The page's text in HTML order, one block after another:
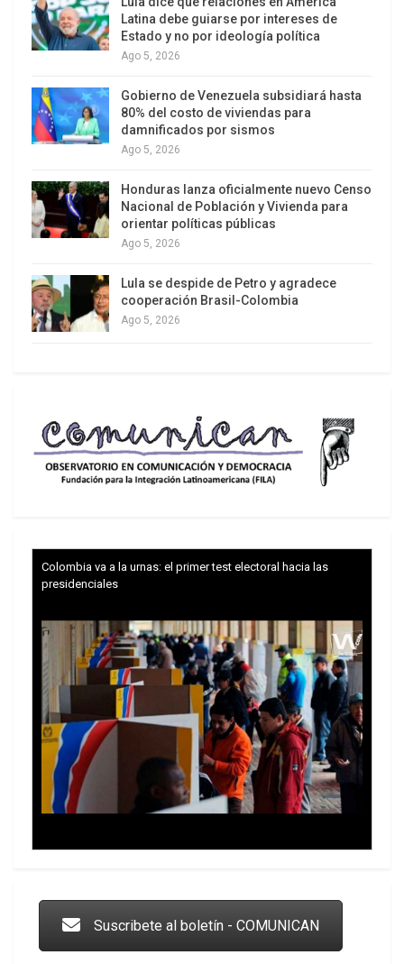
representación del Caricom.
Rodríguez precisó que en horas de la tarde de
Económica para América Latina y el Caribe
(Cepal), Alicia Bárcena, hará una presentación
sobre dos investigaciones: Una sobre el
otro sobre recursos naturales.
Estas dos investigaciones se suman a otras tres
analfabetismo funcional, flujos financieros y
desigualdad.
Los documentos aprobados serán remitidos a los
presidentes de la Celac, quienes tendrán sesiones
plenarias el martes y miércoles.
en el edifico Pabexpo, recinto ferial del Palacio de
Convenciones de La Habana.
Latina debe guiarse por intereses de
Estado y no por ideología política
Ago 5, 2026
Gobierno de Venezuela subsidiará hasta
80% del costo de viviendas para
damnificados por sismos
Ago 5, 2026
Honduras lanza oficialmente nuevo Censo
Nacional de Población y Vivienda para
orientar políticas públicas
Ago 5, 2026
Lula se despide de Petro y agradece
cooperación Brasil-Colombia
Ago 5, 2026
Colombia va a la urnas: el primer test electoral hacia las
presidenciales
Suscribete al boletín - COMUNICAN